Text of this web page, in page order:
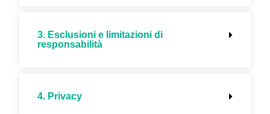
3. Esclusioni e limitazioni di
responsabilità
4. Privacy